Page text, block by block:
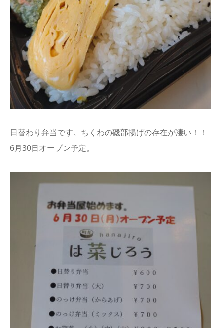
日替わり弁当です。ちくわの磯部揚げの存在が凄い！！
6月30日オープン予定。